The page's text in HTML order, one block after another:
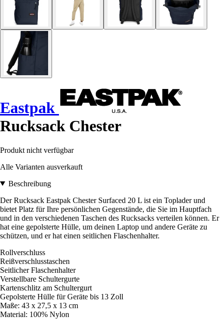
Eastpak
Rucksack Chester
Produkt nicht verfügbar
Alle Varianten ausverkauft
Beschreibung
Der Rucksack Eastpak Chester Surfaced 20 L ist ein Toplader und
bietet Platz für Ihre persönlichen Gegenstände, die Sie im Hauptfach
und in den verschiedenen Taschen des Rucksacks verteilen können. Er
hat eine gepolsterte Hülle, um deinen Laptop und andere Geräte zu
schützen, und er hat einen seitlichen Flaschenhalter.
Rollverschluss
Reißverschlusstaschen
Seitlicher Flaschenhalter
Verstellbare Schultergurte
Kartenschlitz am Schultergurt
Gepolsterte Hülle für Geräte bis 13 Zoll
Maße: 43 x 27,5 x 13 cm
Material: 100% Nylon